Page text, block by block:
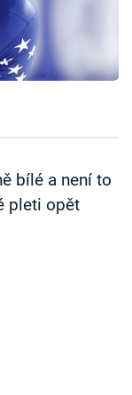
bílé a není to
pleti opět